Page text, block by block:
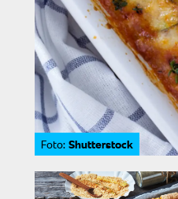
Foto: Shutterstock